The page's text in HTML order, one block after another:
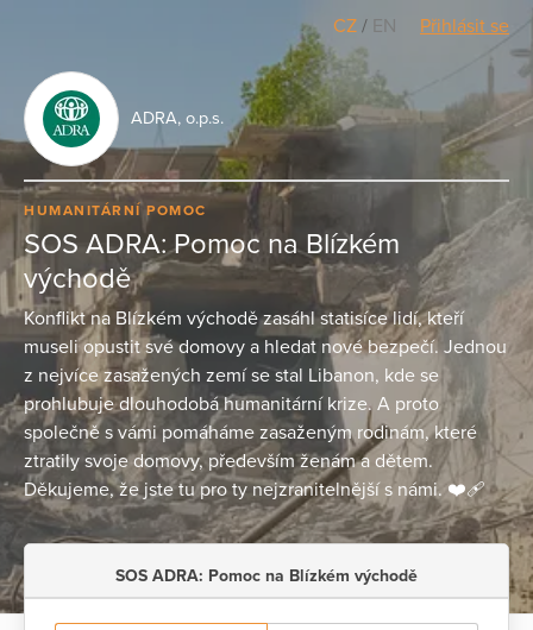
CZ / EN Přihlásit se
ADRA, o.p.s.
HUMANITÁRNÍ POMOC
SOS ADRA: Pomoc na Blízkém
východě
Konflikt na Blízkém východě zasáhl statisíce lidí, kteří
museli opustit své domovy a hledat nové bezpečí. Jednou
z nejvíce zasažených zemí se stal Libanon, kde se
prohlubuje dlouhodobá humanitární krize. A proto
společně s vámi pomáháme zasaženým rodinám, které
ztratily svoje domovy, především ženám a dětem.
Děkujeme, že jste tu pro ty nejzranitelnější s námi. ❤️‍🩹
SOS ADRA: Pomoc na Blízkém východě